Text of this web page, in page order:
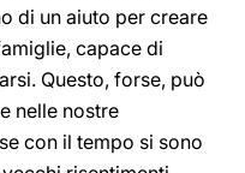
di un aiuto per creare
capace di
Questo, forse, può
nelle nostre
con il tempo si sono